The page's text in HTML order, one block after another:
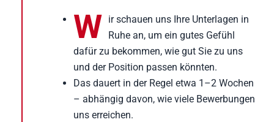
W ir schauen uns Ihre Unterlagen in
Ruhe an, um ein gutes Gefühl
dafür zu bekommen, wie gut Sie zu uns
und der Position passen könnten.
Das dauert in der Regel etwa 1–2 Wochen
– abhängig davon, wie viele Bewerbungen
uns erreichen.